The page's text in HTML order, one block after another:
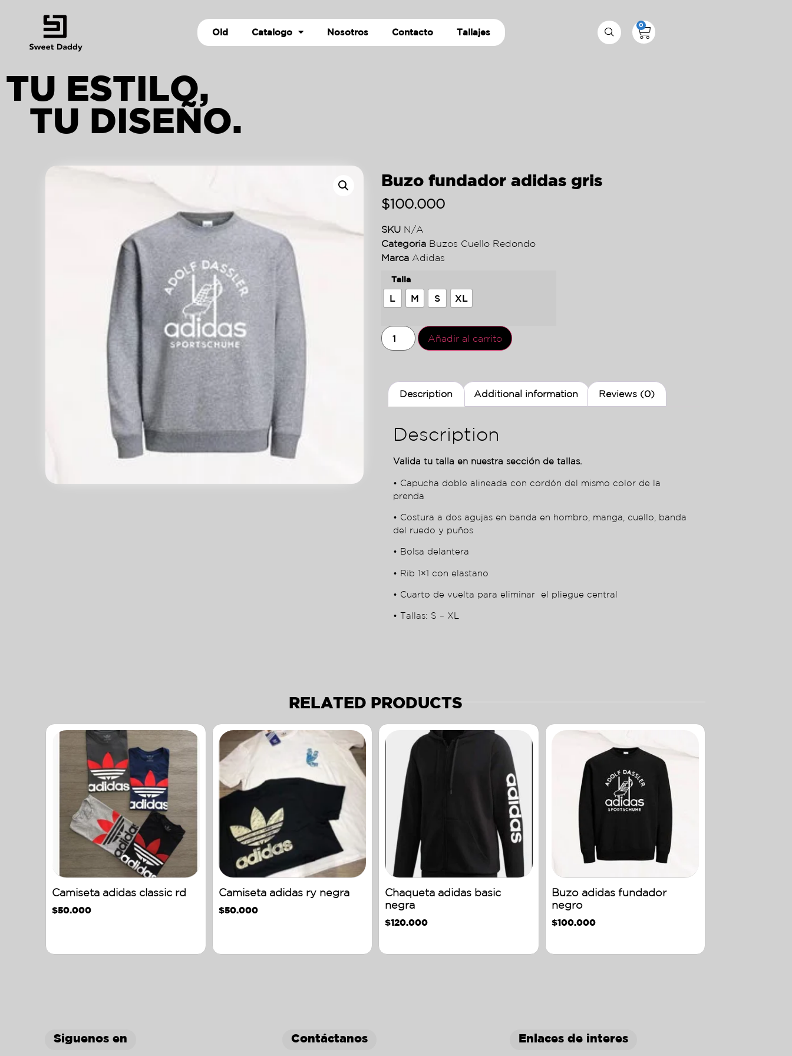
Old Catalogo Nosotros Contacto Tallajes
0
TU ESTILO,
TU DISEÑO.
Buzo fundador adidas gris
$100.000
SKU N/A
Categoria Buzos Cuello Redondo
Marca Adidas
Talla
L M S XL
Añadir al carrito
Description Additional information Reviews (0)
Description
Valida tu talla en nuestra sección de tallas.
• Capucha doble alineada con cordón del mismo color de la
prenda
• Costura a dos agujas en banda en hombro, manga, cuello, banda
del ruedo y puños
• Bolsa delantera
• Rib 1×1 con elastano
• Cuarto de vuelta para eliminar el pliegue central
• Tallas: S – XL
RELATED PRODUCTS
Camiseta adidas classic rd
$50.000
Camiseta adidas ry negra
$50.000
Chaqueta adidas basic
negra
$120.000
Buzo adidas fundador
negro
$100.000
Siguenos en Contáctanos Enlaces de interes